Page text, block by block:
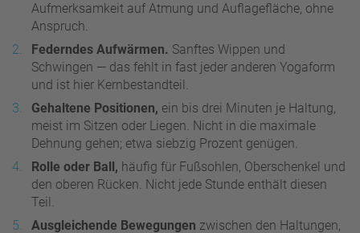
Aufmerksamkeit auf Atmung und Auflagefläche, ohne
Anspruch.
Federndes Aufwärmen. Sanftes Wippen und
Schwingen — das fehlt in fast jeder anderen Yogaform
und ist hier Kernbestandteil.
Gehaltene Positionen, ein bis drei Minuten je Haltung,
meist im Sitzen oder Liegen. Nicht in die maximale
Dehnung gehen; etwa siebzig Prozent genügen.
Rolle oder Ball, häufig für Fußsohlen, Oberschenkel und
den oberen Rücken. Nicht jede Stunde enthält diesen
Teil.
Ausgleichende Bewegungen zwischen den Haltungen,